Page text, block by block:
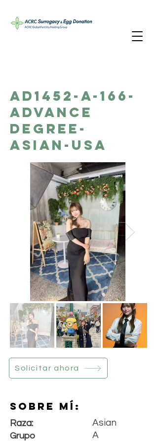
AD1452-A-166-
Advance
Degree-
Asian-USA
Solicitar ahora
Sobre mí:
Raza:
Grupo
Asian
A